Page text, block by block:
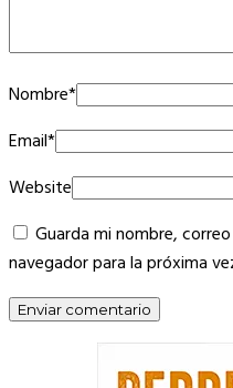
Nombre*
Email*
Website
Guarda mi nombre,
navegador para la próxima